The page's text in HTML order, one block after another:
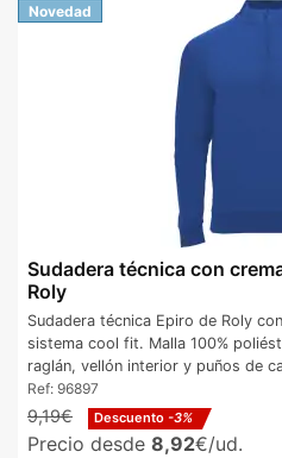
Novedad
Sudadera técnica con
Roly
Sudadera técnica Epiro de Roly
sistema cool fit. Malla 100%
raglán, vellón interior y puños de
Ref: 96897
9,19€ Descuento -3%
Precio desde 8,92€/ud.